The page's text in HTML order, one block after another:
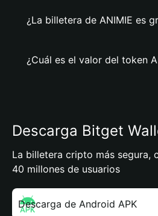
¿La billetera de ANIMIE es
¿Cuál es el valor del token
Descarga Bitget
La billetera cripto más segura,
40 millones de usuarios
Descarga de Android APK